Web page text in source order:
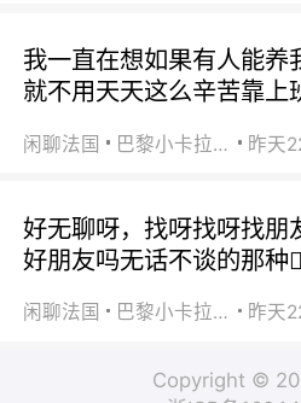
我一直在想如果有人能养
就不用天天这么辛苦靠上
闲聊法国 巴黎小卡拉咪 昨天
好无聊呀，找呀找呀找朋
好朋友吗无话不谈的那种
闲聊法国 巴黎小卡拉咪 昨天
Copyright ©